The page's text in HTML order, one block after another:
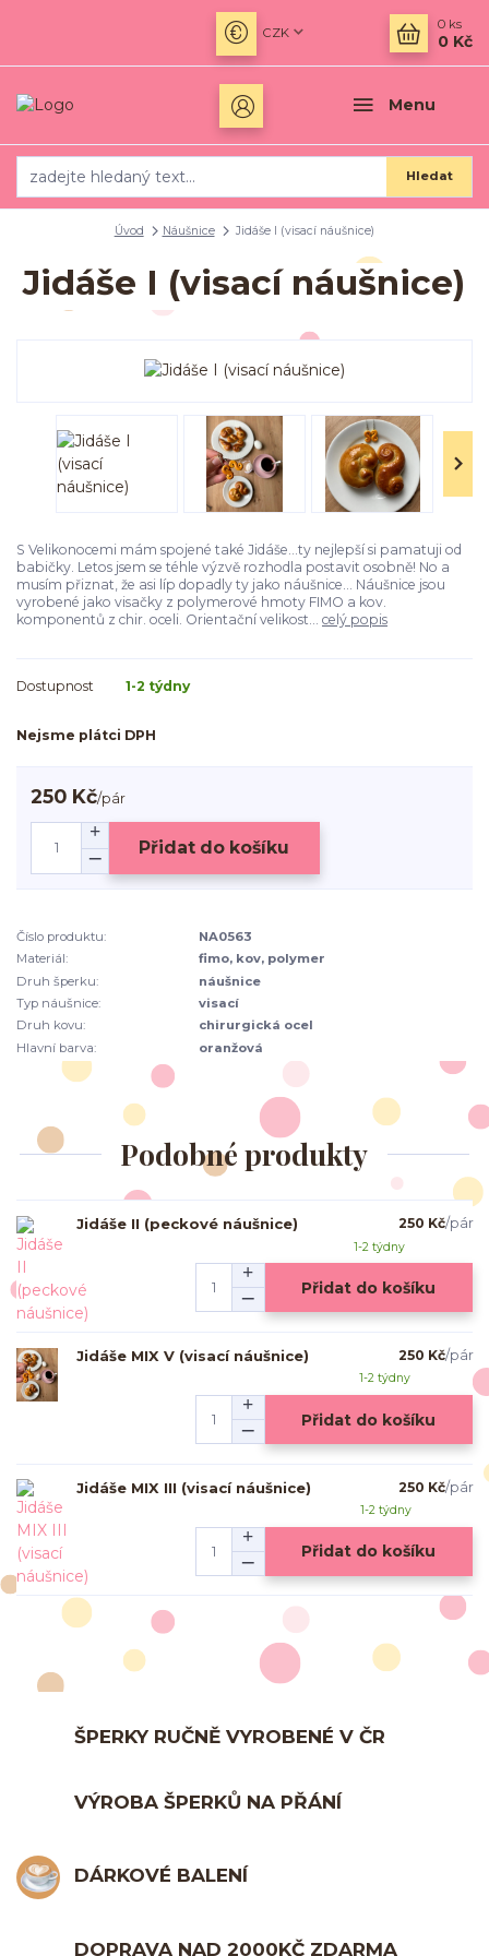
Menu
CZK
Hledat
0 ks
0 Kč
Úvod Náušnice Jidáše I (visací náušnice)
Jidáše I (visací náušnice)
S Velikonocemi mám spojené také Jidáše...ty nejlepší si pamatuji od
babičky. Letos jsem se téhle výzvě rozhodla postavit osobně! No a
musím přiznat, že asi líp dopadly ty jako náušnice... Náušnice jsou
vyrobené jako visačky z polymerové hmoty FIMO a kov.
komponentů z chir. oceli. Orientační velikost... celý popis
Dostupnost 1-2 týdny
Nejsme plátci DPH
250 Kč/pár
Přidat do košíku
Číslo produktu:
NA0563
Materiál:
fimo, kov, polymer
Druh šperku:
náušnice
Typ náušnice:
visací
Druh kovu:
chirurgická ocel
Hlavní barva:
oranžová
Podobné produkty
Jidáše II (peckové náušnice) 250 Kč/pár
1-2 týdny
Přidat do košíku
Jidáše MIX V (visací náušnice) 250 Kč/pár
1-2 týdny
Přidat do košíku
Jidáše MIX III (visací náušnice) 250 Kč/pár
1-2 týdny
Přidat do košíku
ŠPERKY RUČNĚ VYROBENÉ V ČR
VÝROBA ŠPERKŮ NA PŘÁNÍ
DÁRKOVÉ BALENÍ
DOPRAVA NAD 2000KČ ZDARMA